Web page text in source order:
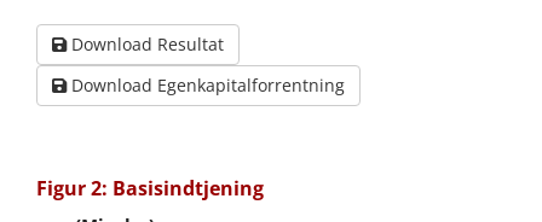
Download Resultat
Download Egenkapitalforrentning
Figur 2: Basisindtjening